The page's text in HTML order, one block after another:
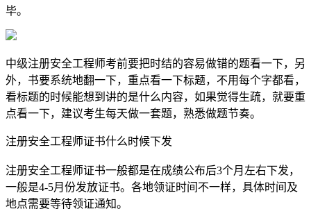
毕。
中级注册安全工程师考前要把时结的容易做错的题看一下，另
外，书要系统地翻一下，重点看一下标题，不用每个字都看，
看标题的时候能想到讲的是什么内容，如果觉得生疏，就要重
点看一下，建议考生每天做一套题，熟悉做题节奏。
注册安全工程师证书什么时候下发
注册安全工程师证书一般都是在成绩公布后3个月左右下发，
一般是4-5月份发放证书。各地领证时间不一样，具体时间及
地点需要等待领证通知。